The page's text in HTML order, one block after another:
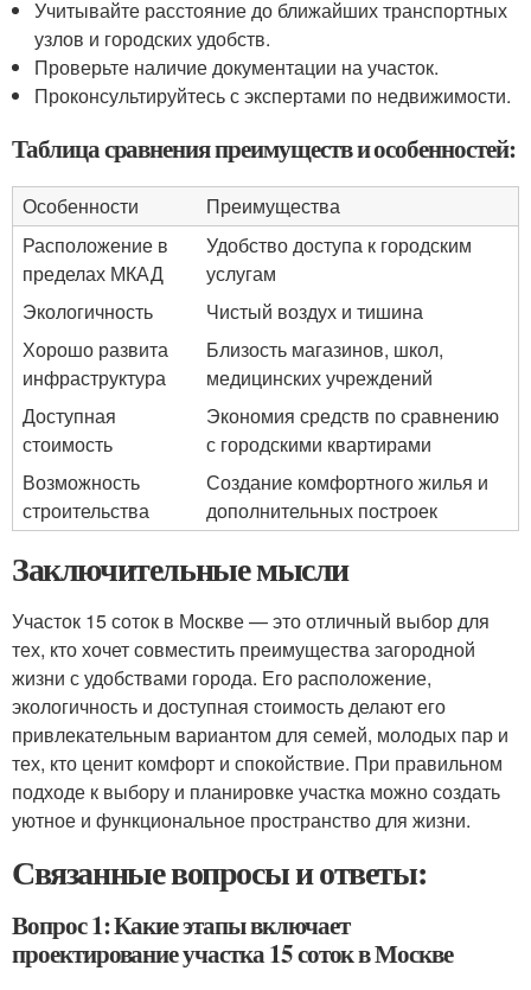
Учитывайте расстояние до ближайших транспортных
узлов и городских удобств.
Проверьте наличие документации на участок.
Проконсультируйтесь с экспертами по недвижимости.
Таблица сравнения преимуществ и особенностей:
Особенности
Преимущества
Расположение в
пределах МКАД
Удобство доступа к городским
услугам
Экологичность
Чистый воздух и тишина
Хорошо развита
инфраструктура
Близость магазинов, школ,
медицинских учреждений
Доступная
стоимость
Экономия средств по сравнению
с городскими квартирами
Возможность
строительства
Создание комфортного жилья и
дополнительных построек
Заключительные мысли
Участок 15 соток в Москве — это отличный выбор для
тех, кто хочет совместить преимущества загородной
жизни с удобствами города. Его расположение,
экологичность и доступная стоимость делают его
привлекательным вариантом для семей, молодых пар и
тех, кто ценит комфорт и спокойствие. При правильном
подходе к выбору и планировке участка можно создать
уютное и функциональное пространство для жизни.
Связанные вопросы и ответы:
Вопрос 1: Какие этапы включает
проектирование участка 15 соток в Москве